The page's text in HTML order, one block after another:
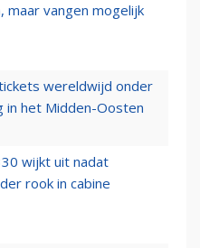
maar vangen mogelijk
wereldwijd onder
in het Midden-Oosten
wijkt uit nadat
rook in cabine